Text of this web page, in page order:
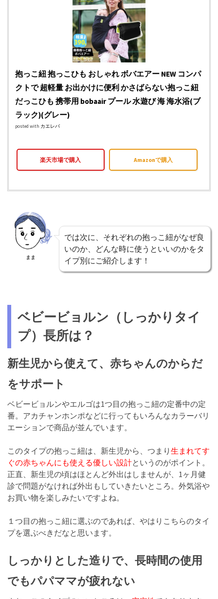
抱っこ紐 抱っこひも おしゃれ ボバエアー NEW コンパ
クトで 超軽量 お出かけに便利 かさばらない抱っこ紐
だっこひも 携帯用 bobaair プール 水遊び 海 海水浴(ブ
ラック)(グレー)
posted with カエレバ
楽天市場で購入 Amazonで購入
まま
では次に、それぞれの抱っこ紐がなぜ良
いのか、どんな時に使うといいのかをタ
イプ別にご紹介します！
ベビービョルン（しっかりタイ
プ）長所は？
新生児から使えて、赤ちゃんのからだ
をサポート
ベビービョルンやエルゴは1つ目の抱っこ紐の定番中の定
番。アカチャンホンポなどに行ってもいろんなカラーバリ
エーションで商品が並んでいます。
このタイプの抱っこ紐は、新生児から、つまり 生まれてす
ぐの赤ちゃんにも使える優しい設計というのがポイント。
正直、新生児の頃はほとんど外出はしませんが、1ヶ月健
診で問題がなければ外出もしていきたいところ。外気浴や
お買い物を楽しみたいですよね。
１つ目の抱っこ紐に選ぶのであれば、やはりこちらのタイ
プを選ぶべきだなと思います。
しっかりとした造りで、長時間の使用
でもパパママが疲れない